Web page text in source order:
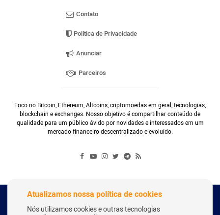
Contato
Política de Privacidade
Anunciar
Parceiros
Foco no Bitcoin, Ethereum, Altcoins, criptomoedas em geral, tecnologias,
blockchain e exchanges. Nosso objetivo é compartilhar conteúdo de
qualidade para um público ávido por novidades e interessados em um
mercado financeiro descentralizado e evoluído.
Copyright Webitcoin 2018 - Todos os Direitos Reservados
Atualizamos nossa política de cookies
Nós utilizamos cookies e outras tecnologias